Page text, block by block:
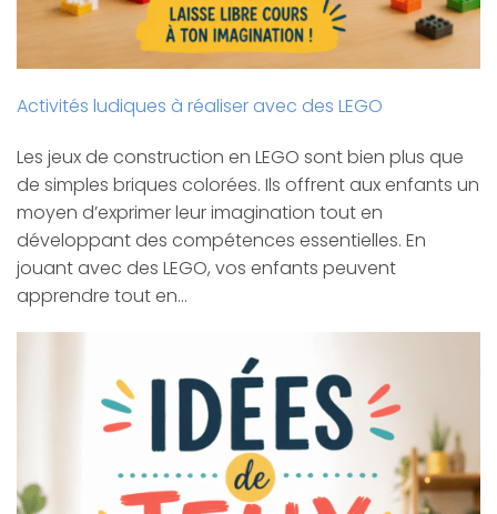
Activités ludiques à réaliser avec des LEGO
Les jeux de construction en LEGO sont bien plus que
de simples briques colorées. Ils offrent aux enfants un
moyen d’exprimer leur imagination tout en
développant des compétences essentielles. En
jouant avec des LEGO, vos enfants peuvent
apprendre tout en…